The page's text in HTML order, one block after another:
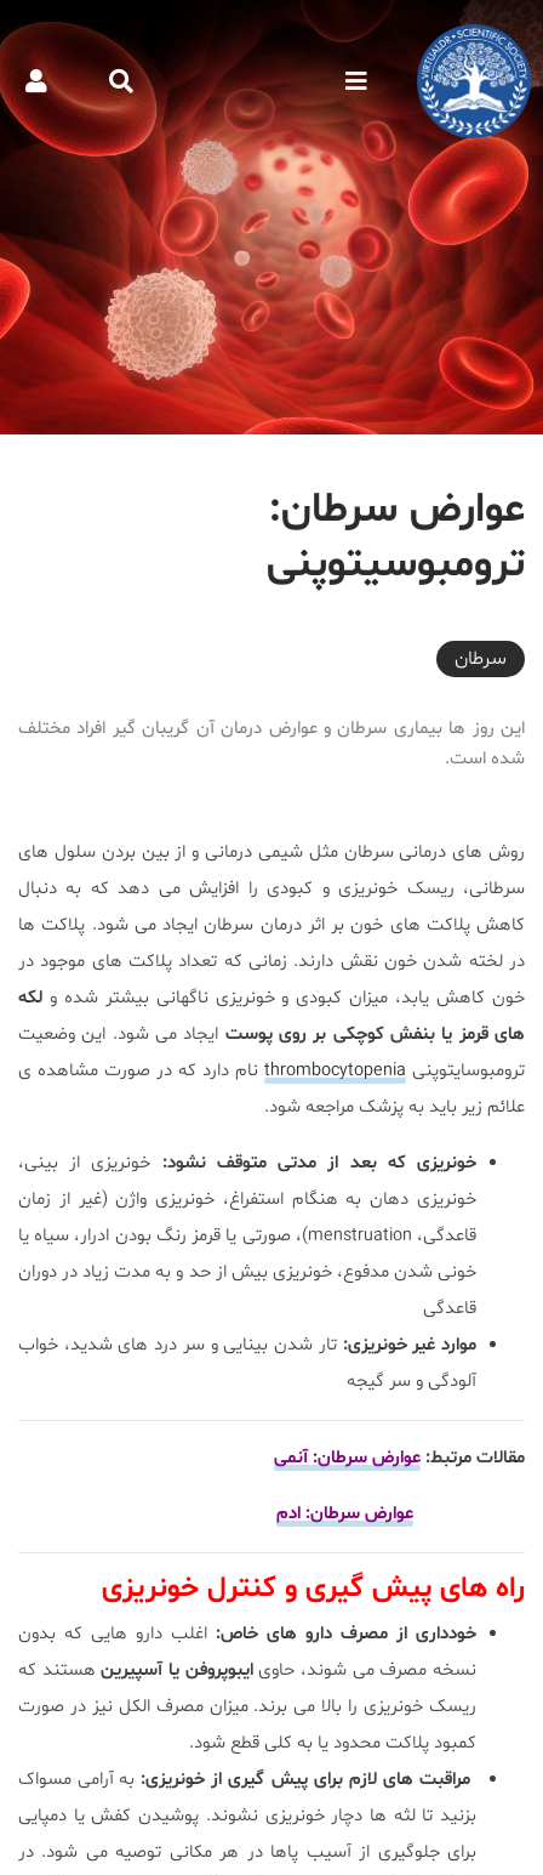
عوارض سرطان:
ترومبوسیتوپنی
2017-09-03T21:01:04+04:30
سرطان
این روز ها بیماری سرطان و عوارض درمان آن گریبان گیر افراد مختلف
شده است.
روش های درمانی سرطان مثل شیمی درمانی و از بین بردن سلول های
سرطانی، ریسک خونریزی و کبودی را افزایش می دهد که به دنبال
کاهش پلاکت های خون بر اثر درمان سرطان ایجاد می شود. پلاکت ها
در لخته شدن خون نقش دارند. زمانی که تعداد پلاکت های موجود در
خون کاهش یابد، میزان کبودی و خونریزی ناگهانی بیشتر شده و لکه
های قرمز یا بنفش کوچکی بر روی پوست ایجاد می شود. این وضعیت
ترومبوسایتوپنی thrombocytopenia نام دارد که در صورت مشاهده ی
علائم زیر باید به پزشک مراجعه شود.
خونریزی که بعد از مدتی متوقف نشود: خونریزی از بینی،
خونریزی دهان به هنگام استفراغ، خونریزی واژن (غیر از زمان
قاعدگی، menstruation)، صورتی یا قرمز رنگ بودن ادرار، سیاه یا
خونی شدن مدفوع، خونریزی بیش از حد و به مدت زیاد در دوران
قاعدگی
موارد غیر خونریزی:تار شدن بینایی و سر درد های شدید، خواب
آلودگی و سر گیجه
مقالات مرتبط: عوارض سرطان: آنمی
عوارض سرطان: ادم
راه های پیش گیری و کنترل خونریزی
خودداری از مصرف دارو های خاص: اغلب دارو هایی که بدون
نسخه مصرف می شوند، حاویایبوپروفن یا آسپیرینهستند که
ریسک خونریزی را بالا می برند. میزان مصرف الکل نیز در صورت
کمبود پلاکت محدود یا به کلی قطع شود.
مراقبت های لازم برای پیش گیری از خونریزی: به آرامی مسواک
بزنید تا لثه ها دچار خونریزی نشوند. پوشیدن کفش یا دمپایی
برای جلوگیری از آسیب پاها در هر مکانی توصیه می شود. در